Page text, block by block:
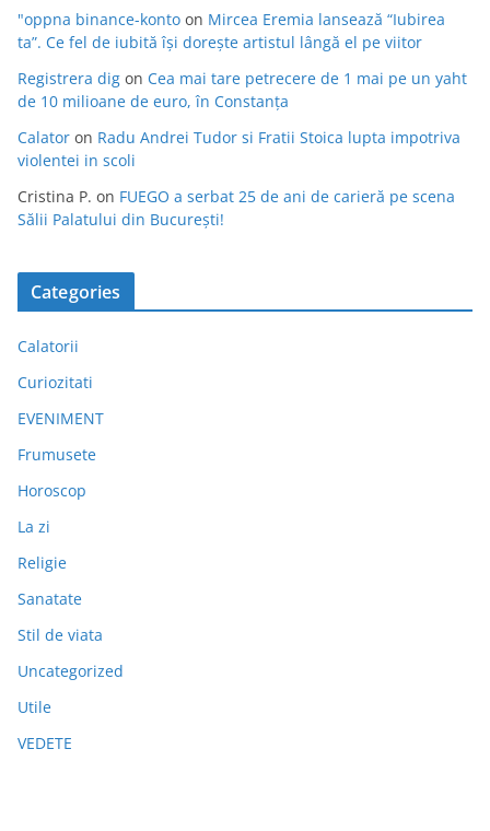
"oppna binance-konto on Mircea Eremia lansează “Iubirea
ta”. Ce fel de iubită își dorește artistul lângă el pe viitor
Registrera dig on Cea mai tare petrecere de 1 mai pe un yaht
de 10 milioane de euro, în Constanța
Calator on Radu Andrei Tudor si Fratii Stoica lupta impotriva
violentei in scoli
Cristina P. on FUEGO a serbat 25 de ani de carieră pe scena
Sălii Palatului din București!
Categories
Calatorii
Curiozitati
EVENIMENT
Frumusete
Horoscop
La zi
Religie
Sanatate
Stil de viata
Uncategorized
Utile
VEDETE